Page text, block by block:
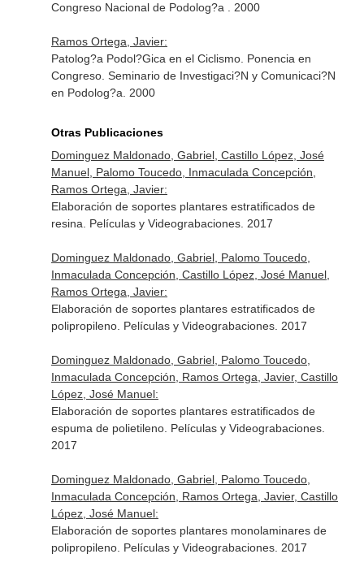
Congreso Nacional de Podolog?a . 2000
Ramos Ortega, Javier:
Patolog?a Podol?Gica en el Ciclismo. Ponencia en
Congreso. Seminario de Investigaci?N y Comunicaci?N
en Podolog?a. 2000
Otras Publicaciones
Dominguez Maldonado, Gabriel, Castillo López, José
Manuel, Palomo Toucedo, Inmaculada Concepción,
Ramos Ortega, Javier:
Elaboración de soportes plantares estratificados de
resina. Películas y Videograbaciones. 2017
Dominguez Maldonado, Gabriel, Palomo Toucedo,
Inmaculada Concepción, Castillo López, José Manuel,
Ramos Ortega, Javier:
Elaboración de soportes plantares estratificados de
polipropileno. Películas y Videograbaciones. 2017
Dominguez Maldonado, Gabriel, Palomo Toucedo,
Inmaculada Concepción, Ramos Ortega, Javier, Castillo
López, José Manuel:
Elaboración de soportes plantares estratificados de
espuma de polietileno. Películas y Videograbaciones.
2017
Dominguez Maldonado, Gabriel, Palomo Toucedo,
Inmaculada Concepción, Ramos Ortega, Javier, Castillo
López, José Manuel:
Elaboración de soportes plantares monolaminares de
polipropileno. Películas y Videograbaciones. 2017